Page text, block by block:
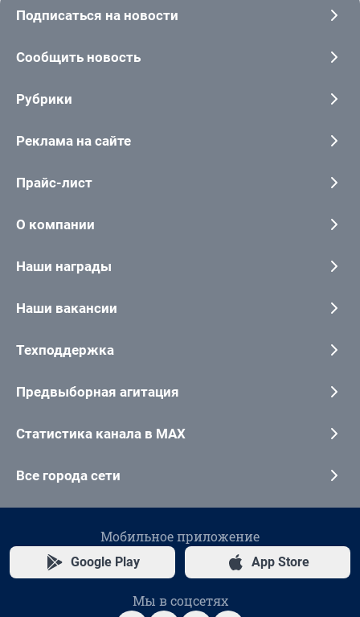
Подписаться на новости
Сообщить новость
Рубрики
Реклама на сайте
Прайс-лист
О компании
Наши награды
Наши вакансии
Техподдержка
Предвыборная агитация
Статистика канала в MAX
Все города сети
Мобильное приложение
Google Play App Store
Мы в соцсетях